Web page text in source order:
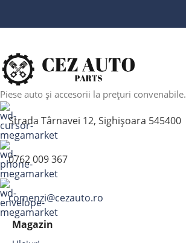
Piese auto și accesorii la prețuri convenabile.
Strada Târnavei 12, Sighișoara 545400
0762 009 367
comenzi@cezauto.ro
Magazin